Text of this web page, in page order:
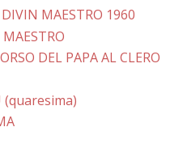
MAESTRO 1960
DEL PAPA AL CLERO
(quaresima)